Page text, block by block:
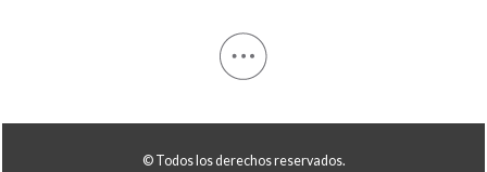
© Todos los derechos reservados.